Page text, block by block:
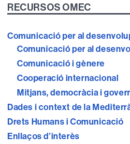
RECURSOS OMEC
Comunicació per al
Comunicació per al
Comunicació i gènere
Cooperació internacional
Mitjans, democràcia i
Dades i context de la
Drets Humans i Comunicació
Enllaços d’interès